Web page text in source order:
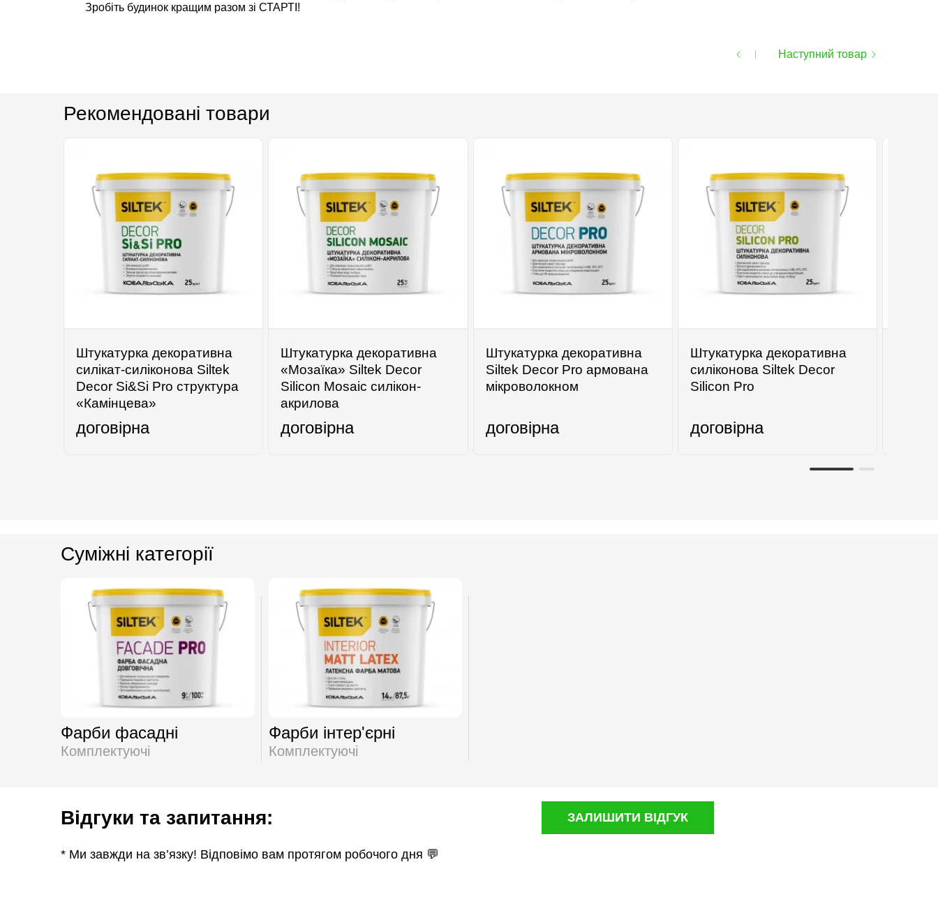
Зробіть будинок кращим разом зі СТАРТІ!
Наступний товар
Рекомендовані товари
Штукатурка декоративна
силікат-силіконова Siltek
Decor Si&Si Pro структура
«Камінцева»
договірна
Штукатурка декоративна
«Мозаїка» Siltek Decor
Silicon Mosaic силікон-
акрилова
договірна
Штукатурка декоративна
Siltek Decor Pro армована
мікроволокном
договірна
Штукатурка декоративна
силіконова Siltek Decor
Silicon Pro
договірна
Суміжні категорії
Фарби фасадні
Комплектуючі
Фарби інтер'єрні
Комплектуючі
Відгуки та запитання: ЗАЛИШИТИ ВІДГУК
* Ми завжди на зв’язку! Відповімо вам протягом робочого дня 💬